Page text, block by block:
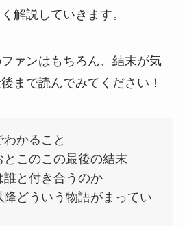
解説していきます。
ァンはもちろん、結末が気
まで読んでみてください！
かること
とこのこの最後の結末
誰と付き合うのか
降どういう物語がまってい